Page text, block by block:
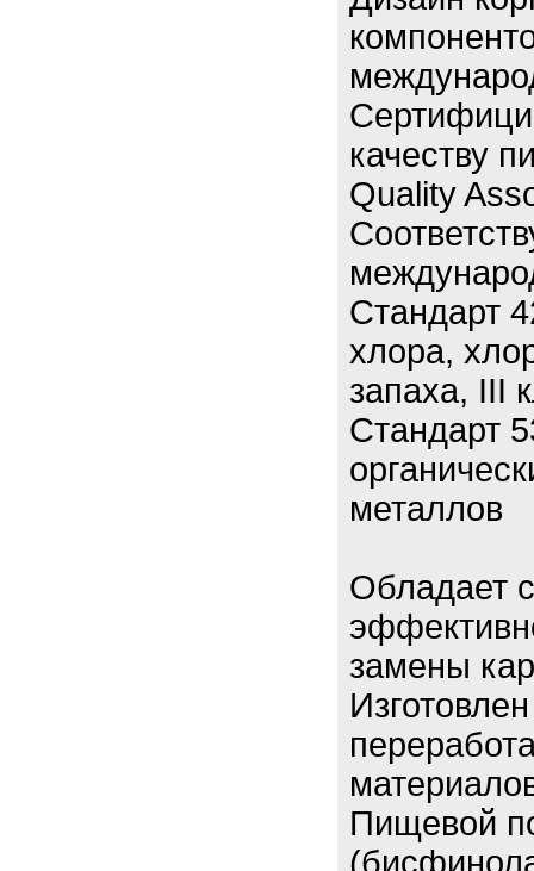
качеству
Quality
Стандарт
хлора,
запаха, III
Стандарт
металлов
Обладает
замены
Пищевой